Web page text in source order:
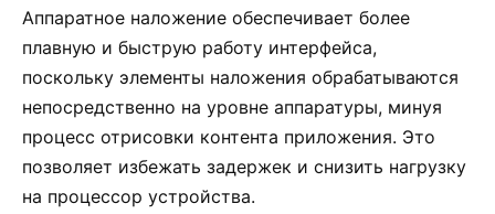
Аппаратное наложение обеспечивает более
плавную и быструю работу интерфейса,
поскольку элементы наложения обрабатываются
непосредственно на уровне аппаратуры, минуя
процесс отрисовки контента приложения. Это
позволяет избежать задержек и снизить нагрузку
на процессор устройства.